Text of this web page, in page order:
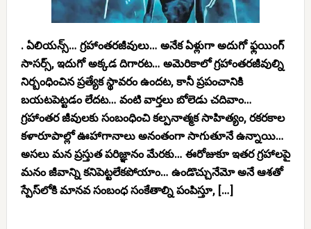
. ఏలియన్స్… గ్రహాంతరజీవులు… అనేక ఏళ్లుగా అదుగో ఫ్లయింగ్
సాసర్స్, ఇదుగో అక్కడ దిగారట… అమెరికాలో గ్రహాంతరజీవుల్ని
నిర్బంధించిన ప్రత్యేక స్థావరం ఉందట, కానీ ప్రపంచానికి
బయటపెట్టడం లేదట… వంటి వార్తలు బోలెడు చదివాం…
గ్రహాంతర జీవులకు సంబంధించి కల్పనాత్మక సాహిత్యం, రకరకాల
కళారూపాల్లో ఊహాగానాలు అనంతంగా సాగుతూనే ఉన్నాయి…
అసలు మన ప్రస్తుత పరిజ్ఞానం మేరకు… ఈరోజుకూ ఇతర గ్రహాలపై
మనం జీవాన్ని కనిపెట్టలేకపోయాం… ఉండొచ్చునేమో అనే ఆశతో
స్పేస్‌లోకి మానవ సంబంధ సంకేతాల్ని పంపిస్తూ, […]